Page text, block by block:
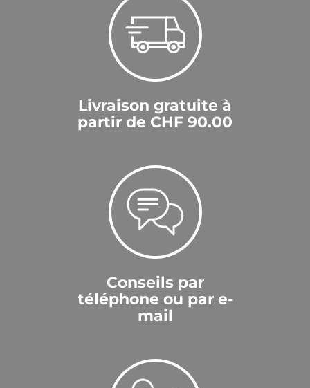
Livraison gratuite à
partir de CHF 90.00
Conseils par
téléphone ou par e-
mail